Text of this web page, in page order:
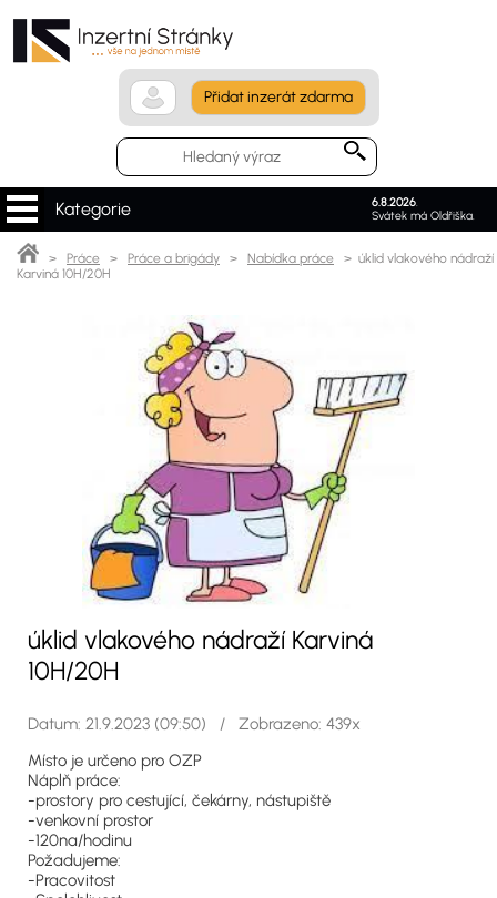
Přidat inzerát zdarma
6.8.2026.
Svátek má Oldřiška.
Kategorie
> Práce > Práce a brigády > Nabídka práce > úklid vlakového nádraží
Karviná 10H/20H
úklid vlakového nádraží Karviná
10H/20H
Datum: 21.9.2023 (09:50) / Zobrazeno: 439x
Místo je určeno pro OZP
Náplň práce:
-prostory pro cestující, čekárny, nástupiště
-venkovní prostor
-120na/hodinu
Požadujeme:
-Pracovitost